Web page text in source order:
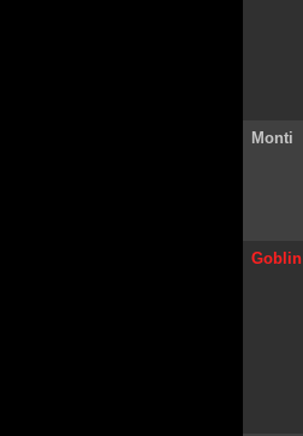
Monti
Goblin